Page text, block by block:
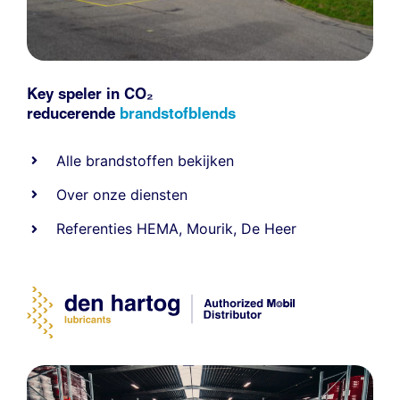
Key speler in CO₂
reducerende brandstofblends
Alle brandstoffen bekijken
Over onze diensten
Referenties HEMA, Mourik, De Heer